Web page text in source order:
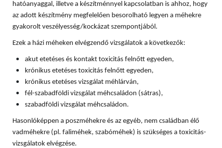
hatóanyaggal, illetve a készítménnyel kapcsolatban is ahhoz, hogy
az adott készítmény megfelelően besorolható legyen a méhekre
gyakorolt veszélyesség/kockázat szempontjából.
Ezek a házi méheken elvégzendő vizsgálatok a következők:
akut etetéses és kontakt toxicitás felnőtt egyeden,
krónikus etetéses toxicitás felnőtt egyeden,
krónikus etetéses vizsgálat méhlárván,
fél-szabadföldi vizsgálat méhcsaládon (sátras),
szabadföldi vizsgálat méhcsaládon.
Hasonlóképpen a poszméhekre és az egyéb, nem családban élő
vadméhekre (pl. faliméhek, szabóméhek) is szükséges a toxicitás-
vizsgálatok elvégzése.